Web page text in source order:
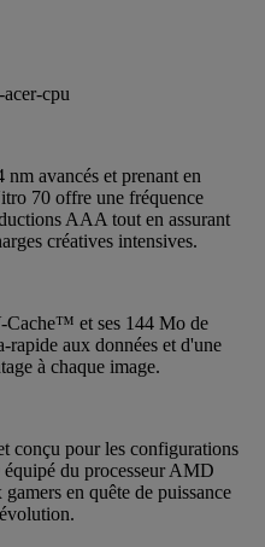
avancés et prenant en
70 offre une fréquence
AAA tout en assurant
créatives intensives.
et ses 144 Mo de
rapide aux données et d'une
à chaque image.
conçu pour les configurations
du processeur AMD
en quête de puissance